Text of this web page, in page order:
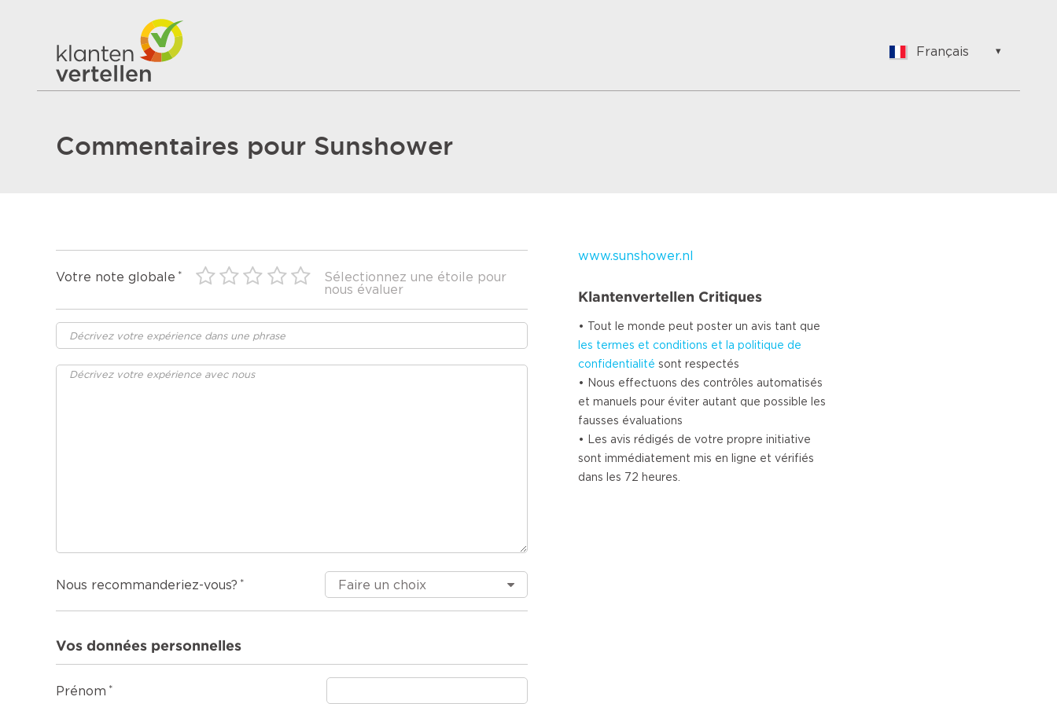
Français
Nederlands
Commentaires pour Sunshower
Votre note globale
Sélectionnez une étoile pour
nous évaluer
Nous recommanderiez-vous?
Vos données personnelles
Prénom
www.sunshower.nl
Klantenvertellen Critiques
• Tout le monde peut poster un avis tant que
les termes et conditions et la politique de
confidentialité sont respectés
• Nous effectuons des contrôles automatisés
et manuels pour éviter autant que possible les
fausses évaluations
• Les avis rédigés de votre propre initiative
sont immédiatement mis en ligne et vérifiés
dans les 72 heures.